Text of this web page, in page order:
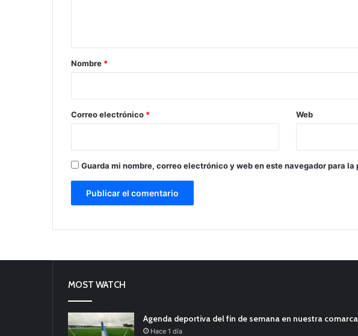
r
*
Nombre *
Correo electrónico * Web
Guarda mi nombre, correo electrónico y web en este navegador para la
MOST WATCH
Agenda deportiva del fin de semana en nuestra comarca
Hace 1 día